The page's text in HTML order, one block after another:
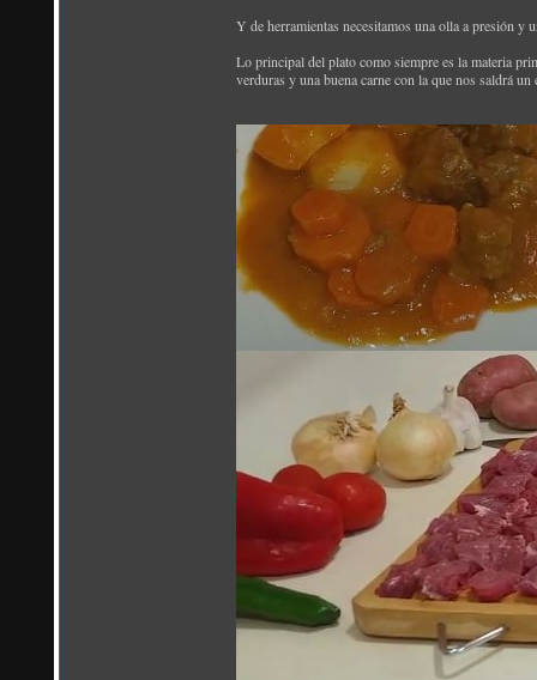
Y de herramientas necesitamos una olla a presión y
Lo principal del plato como siempre es la materia
verduras y una buena carne con la que nos saldrá